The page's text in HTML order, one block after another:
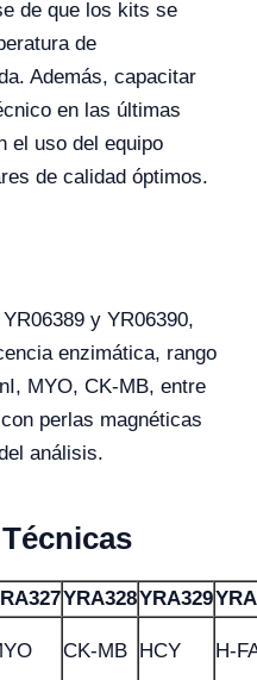
de que los kits se
de
Además, capacitar
en las últimas
el uso del equipo
de calidad óptimos.
y YR06390,
enzimática, rango
MYO, CK-MB, entre
perlas magnéticas
análisis.
YRA328YRA329
CK-MB HCY H-